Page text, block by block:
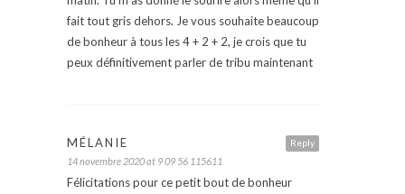
fait tout gris dehors. Je vous souhaite beaucoup
de bonheur à tous les 4 + 2 + 2, je crois que tu
peux définitivement parler de tribu maintenant
Reply
MÉLANIE
14 novembre 2020 at 9 09 56 115611
Félicitations pour ce petit bout de bonheur